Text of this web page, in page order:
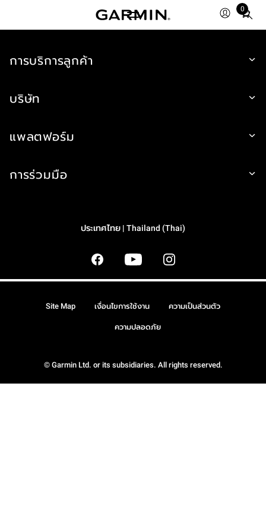
0
Total
items
cart:
การบริการลูกค้า
บริษัท
แพลตฟอร์ม
การร่วมมือ
ประเทศไทย | Thailand (Thai)
© Garmin Ltd. or its subsidiaries. All rights reserved.
Site Map เงื่อนไขการใช้งาน ความเป็นส่วนตัว
ความปลอดภัย